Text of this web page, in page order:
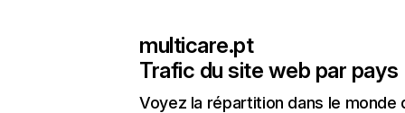
multicare.pt
Trafic du site web par pays
Voyez la répartition dans le monde